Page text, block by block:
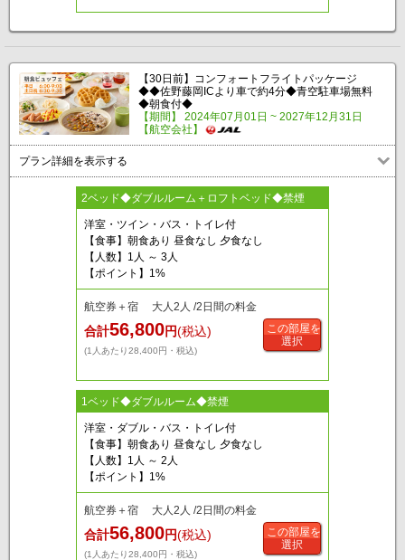
【30日前】コンフォートフライトパッケージ
◆◆佐野藤岡ICより車で約4分◆青空駐車場無料
◆朝食付◆
【期間】 2024年07月01日 ~ 2027年12月31日
【航空会社】
プラン詳細を表示する
2ベッド◆ダブルルーム＋ロフトベッド◆禁煙
洋室・ツイン・バス・トイレ付
【食事】朝食あり 昼食なし 夕食なし
【人数】1人 ～ 3人
【ポイント】1%
航空券＋宿 大人2人 /2日間の料金
合計56,800円(税込)
(1人あたり28,400円・税込)
この部屋を
選択
1ベッド◆ダブルルーム◆禁煙
洋室・ダブル・バス・トイレ付
【食事】朝食あり 昼食なし 夕食なし
【人数】1人 ～ 2人
【ポイント】1%
航空券＋宿 大人2人 /2日間の料金
合計56,800円(税込)
(1人あたり28,400円・税込)
この部屋を
選択